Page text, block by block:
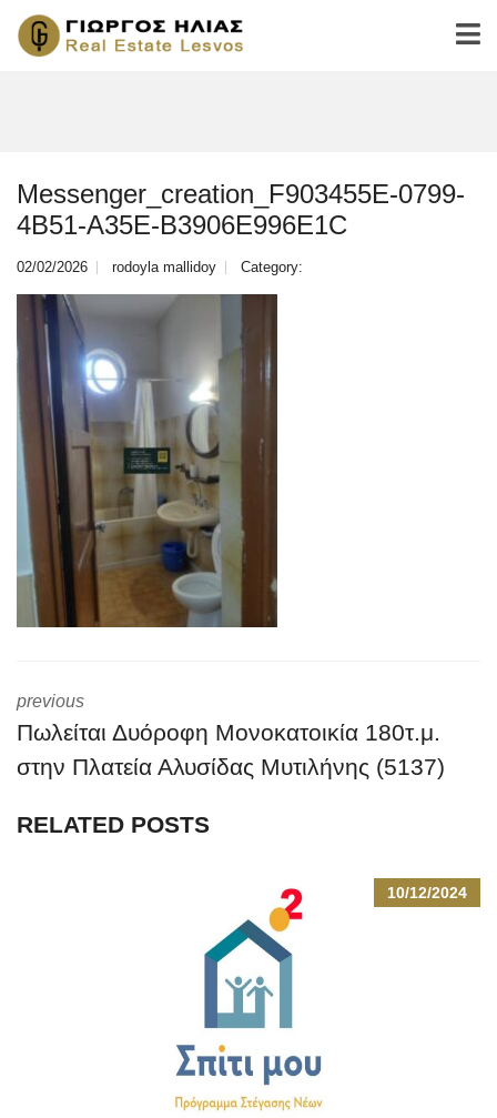
Messenger_creation_F903455E-0799-
4B51-A35E-B3906E996E1C
02/02/2026 rodoyla mallidoy Category:
previous
Πωλείται Δυόροφη Μονοκατοικία 180τ.μ.
στην Πλατεία Αλυσίδας Μυτιλήνης (5137)
RELATED POSTS
10/12/2024